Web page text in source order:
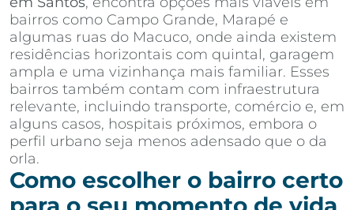
bairros como Campo Grande, Marapé e
algumas ruas do Macuco, onde ainda existem
residências horizontais com quintal, garagem
ampla e uma vizinhança mais familiar. Esses
bairros também contam com infraestrutura
relevante, incluindo transporte, comércio e, em
alguns casos, hospitais próximos, embora o
perfil urbano seja menos adensado que o da
orla.
Como escolher o bairro certo